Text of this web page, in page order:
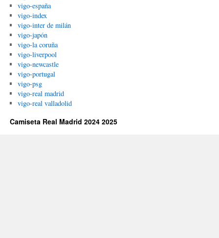
vigo-españa
vigo-index
vigo-inter de milán
vigo-japón
vigo-la coruña
vigo-liverpool
vigo-newcastle
vigo-portugal
vigo-psg
vigo-real madrid
vigo-real valladolid
Camiseta Real Madrid 2024 2025